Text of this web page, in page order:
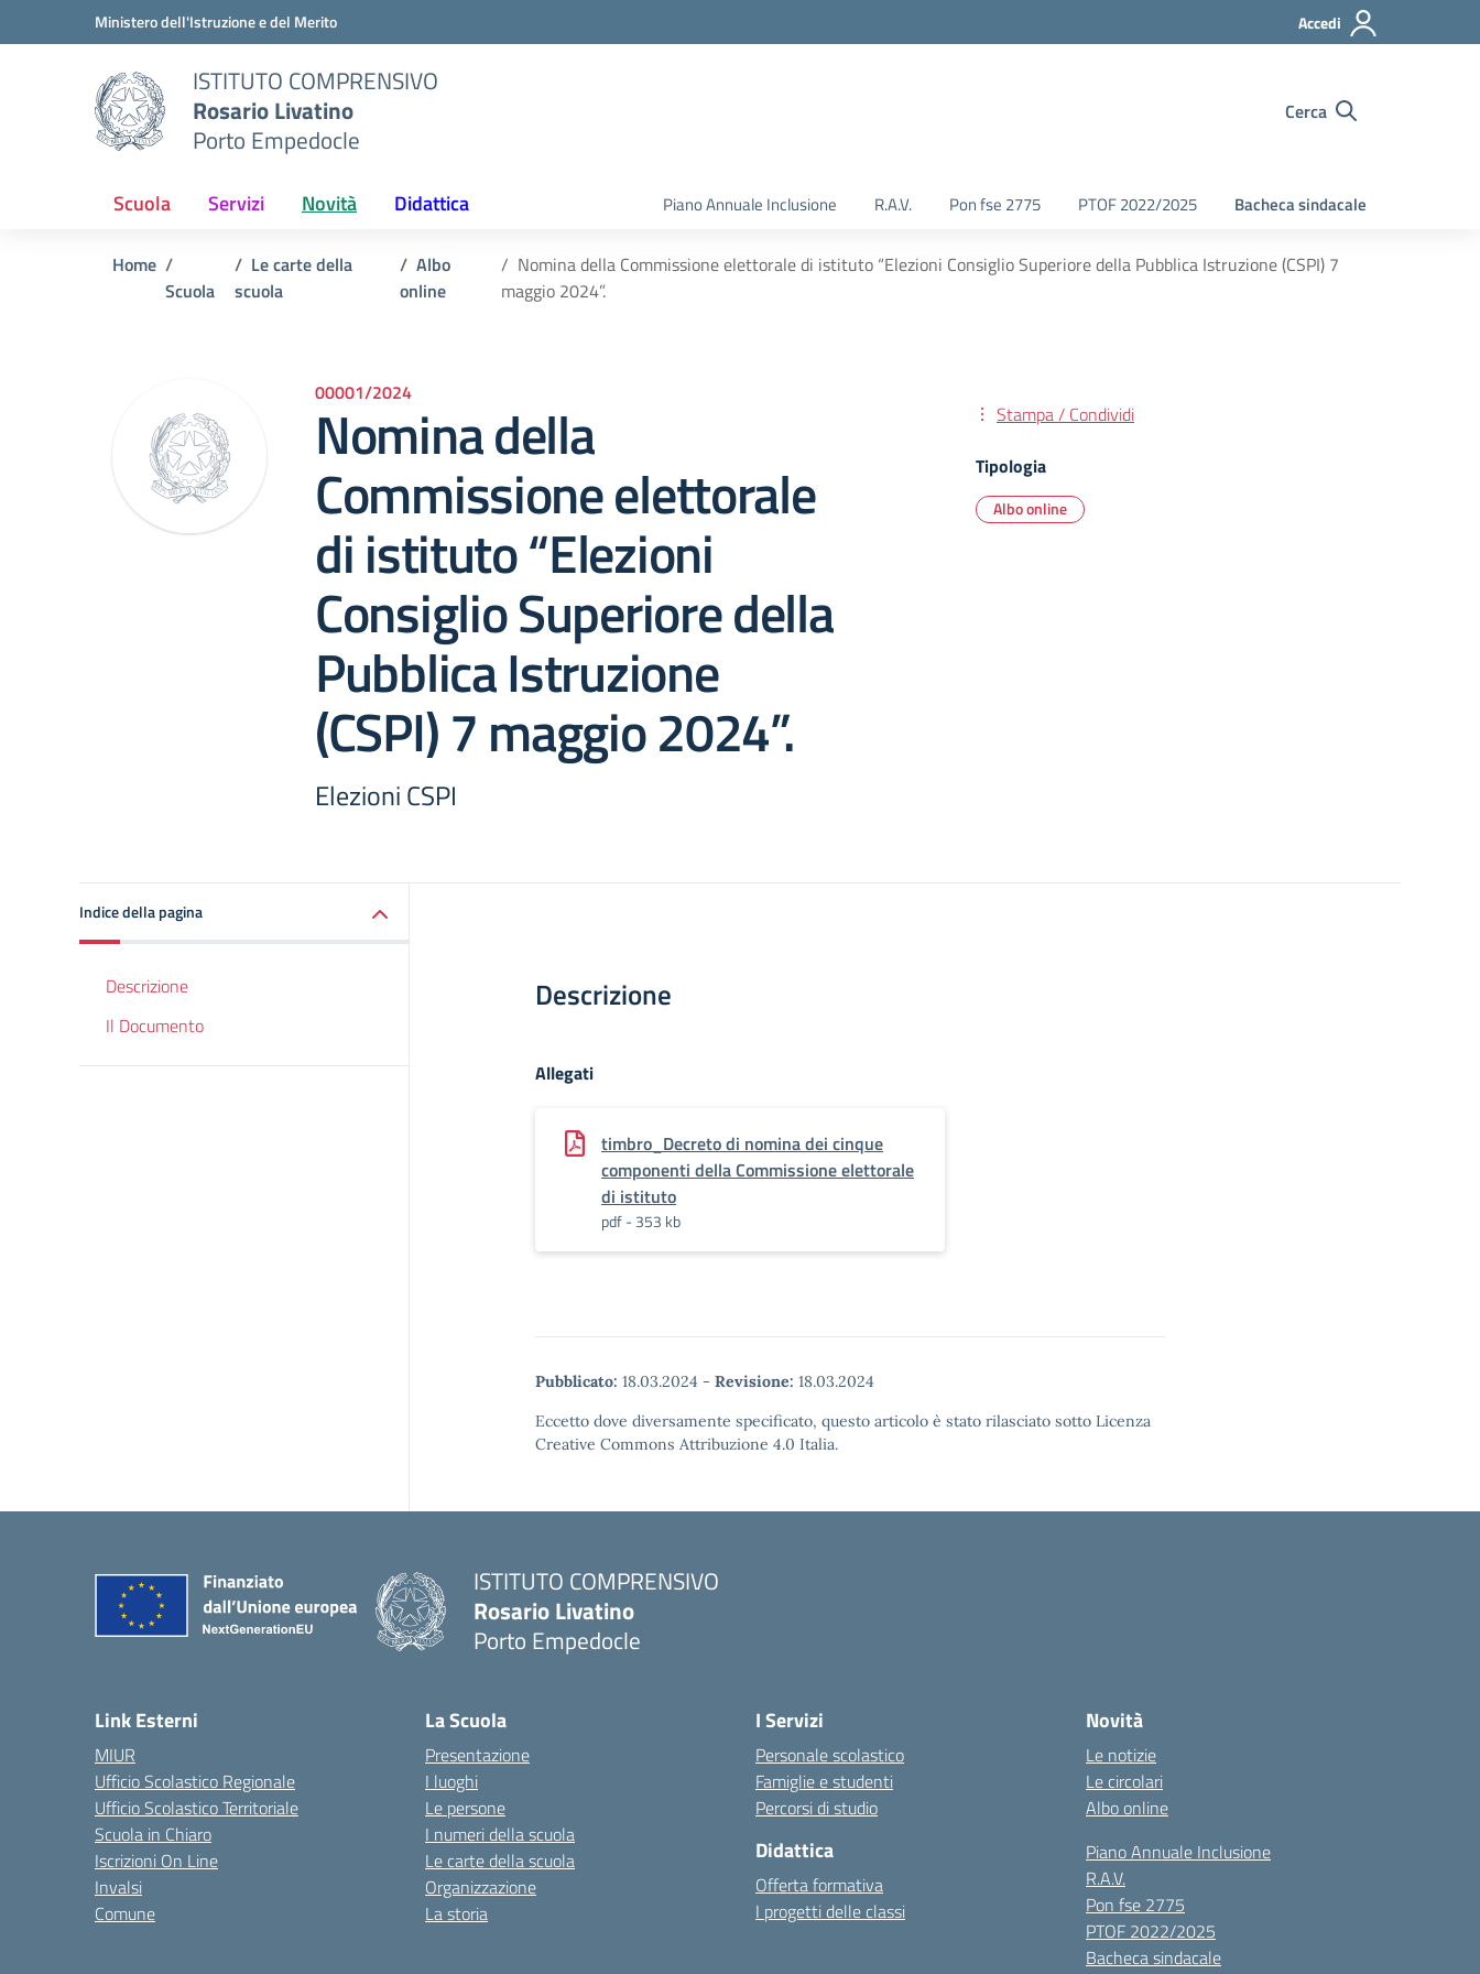
Vai ai contenuti
Vai al menu di navigazioneMinistero dell'Istruzione e del Merito Accedi
ISTITUTO COMPRENSIVO
Rosario Livatino
Porto Empedocle
Cerca
Scuola Servizi Novità Didattica Piano Annuale Inclusione R.A.V. Pon fse 2775 PTOF 2022/2025 Bacheca sindacale
Home
Scuola
Le carte della
scuola
Albo
online
Nomina della Commissione elettorale di istituto “Elezioni Consiglio Superiore della Pubblica Istruzione (CSPI) 7
maggio 2024”.
00001/2024
Nomina della
Commissione elettorale
di istituto “Elezioni
Consiglio Superiore della
Pubblica Istruzione
(CSPI) 7 maggio 2024”.
Elezioni CSPI
Stampa / Condividi
Tipologia
Albo online
Indice della pagina
Descrizione
Il Documento
Descrizione
Allegati
timbro_Decreto di nomina dei cinque
componenti della Commissione elettorale
di istituto
pdf - 353 kb
Pubblicato: 18.03.2024 - Revisione: 18.03.2024
Eccetto dove diversamente specificato, questo articolo è stato rilasciato sotto Licenza
Creative Commons Attribuzione 4.0 Italia.
ISTITUTO COMPRENSIVO
Rosario Livatino
Porto Empedocle
Link Esterni
MIUR
Ufficio Scolastico Regionale
Ufficio Scolastico Territoriale
Scuola in Chiaro
Iscrizioni On Line
Invalsi
Comune
La Scuola
Presentazione
I luoghi
Le persone
I numeri della scuola
Le carte della scuola
Organizzazione
La storia
I Servizi
Personale scolastico
Famiglie e studenti
Percorsi di studio
Didattica
Offerta formativa
I progetti delle classi
Novità
Le notizie
Le circolari
Albo online
Piano Annuale Inclusione
R.A.V.
Pon fse 2775
PTOF 2022/2025
Bacheca sindacale